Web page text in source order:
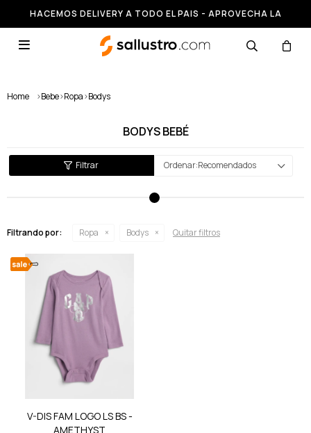
HACEMOS DELIVERY A TODO EL PAIS - APROVECHA LA
RUNNING HASTA 50% OFF

Home >Bebe>Ropa>Bodys
BODYS BEBÉ
Recomendados
Filtrando por: Ropa Bodys Quitar filtros
V-DIS FAM LOGO LS BS -
AMETHYST